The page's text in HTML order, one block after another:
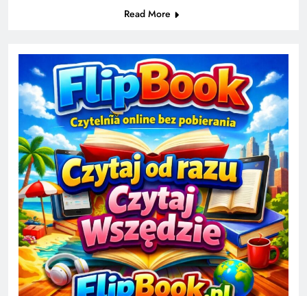
Read More